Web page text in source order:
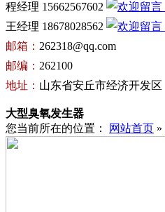
程经理 15662567602
王经理 18678028562
邮箱： 262318@qq.com
邮编： 262100
地址： 山东省安丘市经济开发区
大型臭氧发生器
您当前所在的位置：
网站首页 »